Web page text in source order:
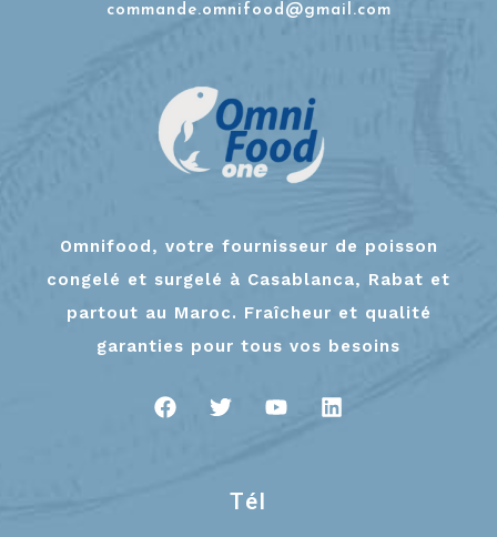
commande.omnifood@gmail.com
Omnifood, votre fournisseur de poisson
congelé et surgelé à Casablanca, Rabat et
partout au Maroc. Fraîcheur et qualité
garanties pour tous vos besoins
Tél